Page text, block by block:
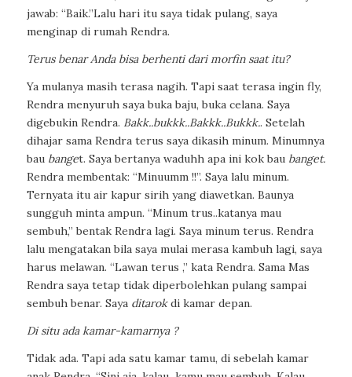
jawab: “Baik.”Lalu hari itu saya tidak pulang, saya
menginap di rumah Rendra.
Terus benar Anda bisa berhenti dari morfin saat itu?
Ya mulanya masih terasa nagih. Tapi saat terasa ingin fly,
Rendra menyuruh saya buka baju, buka celana. Saya
digebukin Rendra. Bakk..bukkk..Bakkk..Bukkk.. Setelah
dihajar sama Rendra terus saya dikasih minum. Minumnya
bau banget. Saya bertanya waduhh apa ini kok bau banget.
Rendra membentak: “Minuumm !!”. Saya lalu minum.
Ternyata itu air kapur sirih yang diawetkan. Baunya
sungguh minta ampun. “Minum trus..katanya mau
sembuh,” bentak Rendra lagi. Saya minum terus. Rendra
lalu mengatakan bila saya mulai merasa kambuh lagi, saya
harus melawan. “Lawan terus ,” kata Rendra. Sama Mas
Rendra saya tetap tidak diperbolehkan pulang sampai
sembuh benar. Saya ditarokdi kamar depan.
Di situ ada kamar-kamarnya ?
Tidak ada. Tapi ada satu kamar tamu, di sebelah kamar